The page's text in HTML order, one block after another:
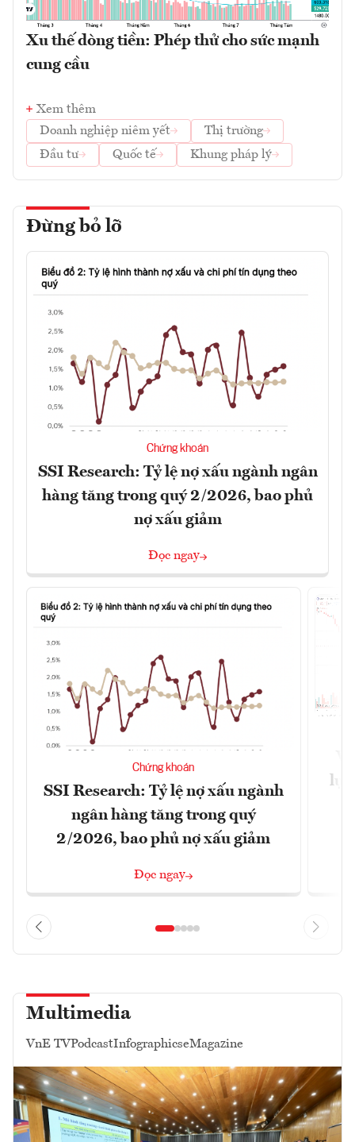
Xu thế dòng tiền: Phép thử cho sức mạnh
cung cầu
Xem thêm
Doanh nghiệp niêm yết
Thị trường
Đầu tư
Quốc tế Khung pháp lý
Đừng bỏ lỡ
Chứng khoán
SSI Research: Tỷ lệ nợ xấu ngành ngân
hàng tăng trong quý 2/2026, bao phủ
nợ xấu giảm
Đọc ngay
Chứng khoán
SSI Research: Tỷ lệ nợ xấu ngành
ngân hàng tăng trong quý
2/2026, bao phủ nợ xấu giảm
Đọc ngay
lực
Multimedia
VnE TVPodcastInfographicseMagazine